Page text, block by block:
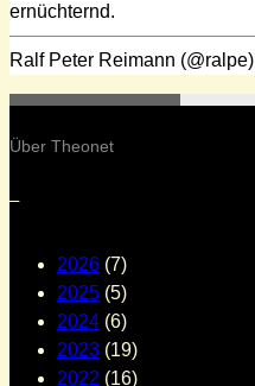
ernüchternd.
Ralf Peter Reimann (@ralpe)
Über Theonet
–
2026 (7)
2025 (5)
2024 (6)
2023 (19)
2022 (16)